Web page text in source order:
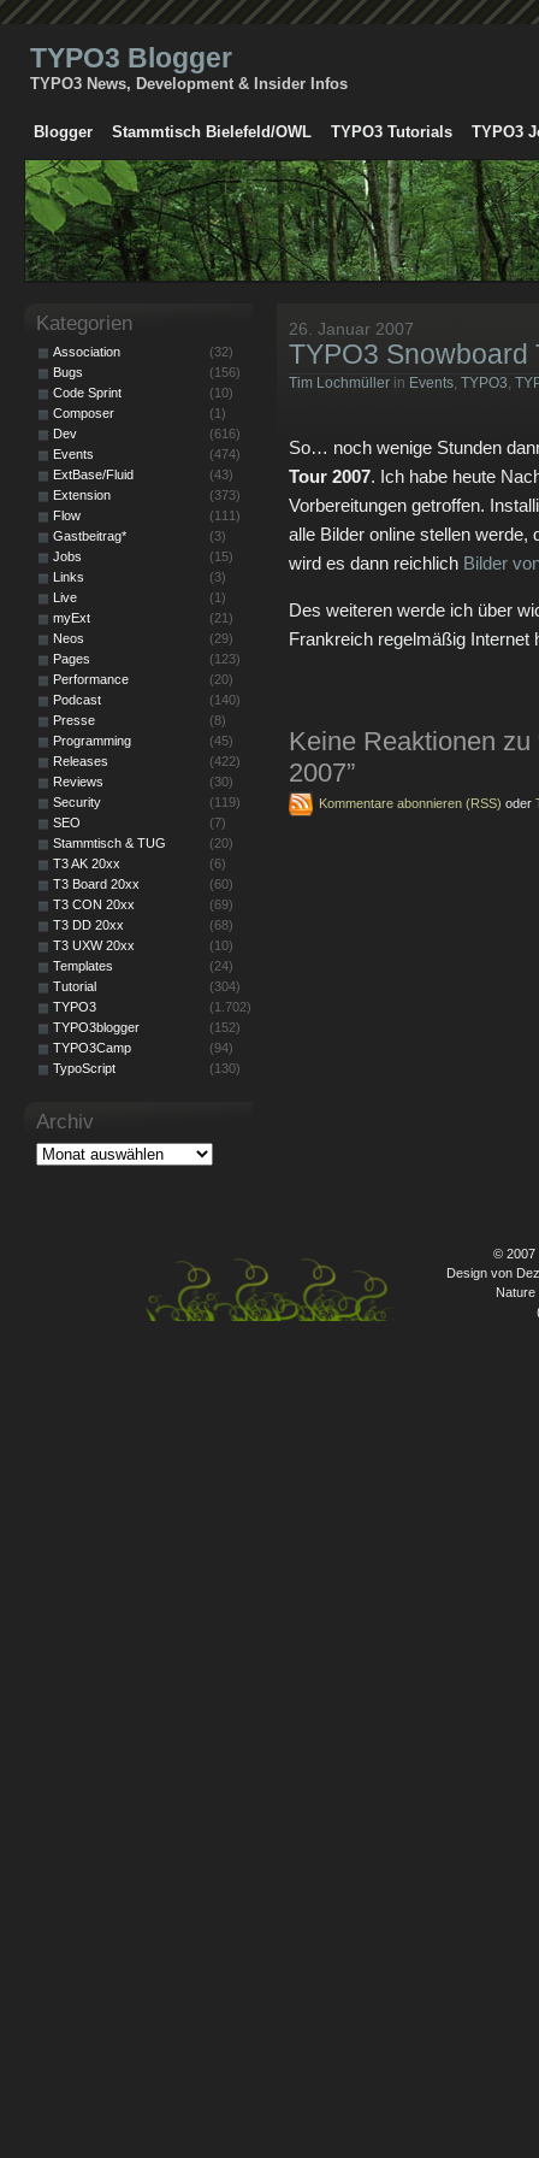
TYPO3 Blogger
TYPO3 News, Development & Insider Infos
Blogger Stammtisch Bielefeld/OWL TYPO3 Tutorials TYPO3
26. Januar 2007
TYPO3 Snowboard
Tim Lochmüller in Events, TYPO3,
So… noch wenige Stunden
Tour 2007. Ich habe heute
Vorbereitungen getroffen.
alle Bilder online stellen werde,
wird es dann reichlich Bilder
Des weiteren werde ich über
Frankreich regelmäßig Internet
Keine Reaktionen zu
2007”
Kommentare abonnieren (RSS) oder
Kategorien
Association
(32)
Bugs
(156)
Code Sprint
(10)
Composer
(1)
Dev
(616)
Events
(474)
ExtBase/Fluid
(43)
Extension
(373)
Flow
(111)
Gastbeitrag*
(3)
Jobs
(15)
Links
(3)
Live
(1)
myExt
(21)
Neos
(29)
Pages
(123)
Performance
(20)
Podcast
(140)
Presse
(8)
Programming
(45)
Releases
(422)
Reviews
(30)
Security
(119)
SEO
(7)
Stammtisch & TUG
(20)
T3 AK 20xx
(6)
T3 Board 20xx
(60)
T3 CON 20xx
(69)
T3 DD 20xx
(68)
T3 UXW 20xx
(10)
Templates
(24)
Tutorial
(304)
TYPO3
(1.702)
TYPO3blogger
(152)
TYPO3Camp
(94)
TypoScript
(130)
Archiv
© 2007
Design von
Nature